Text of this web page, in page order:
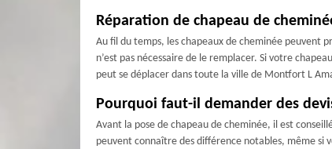
Réparation de chapeau de
Au fil du temps, les chapeaux de cheminée peuvent
n’est pas nécessaire de le remplacer. Si votre
peut se déplacer dans toute la ville de Montfort L
Pourquoi faut-il demander des
Avant la pose de chapeau de cheminée, il est
peuvent connaître des différence notables, même si